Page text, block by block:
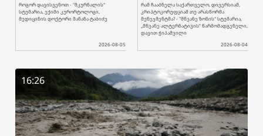
როგორ დავისვენოთ - "მკურნალის"
სტუმარია, ექიმი კურორტოლოგი,
მედიცინის დოქტორი მანანა ტაბიძე
2026-08-05
რამ ჩააბნელა საქართველო, დივერსიამ,
კრიპტოკორუფციამ თუ არასწორმა
მენეჯმენტმა? - "მწვანე ზონის" სტუმარია,
„მწვანე ალტერნატივის“ წარმომადგენელი,
დავით ჭიპაშვილი
2026-08-04
16:26